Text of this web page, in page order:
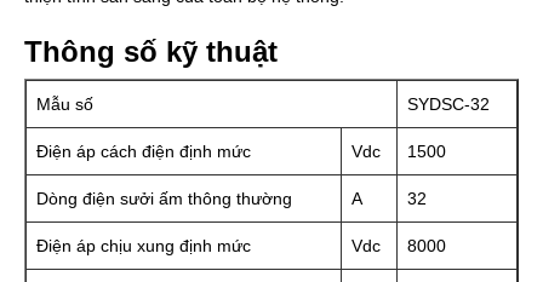
Thông số kỹ thuật
Mẫu số SYDSC-32
Điện áp cách điện định mức Vdc 1500
Dòng điện sưởi ấm thông thường A 32
Điện áp chịu xung định mức Vdc 8000